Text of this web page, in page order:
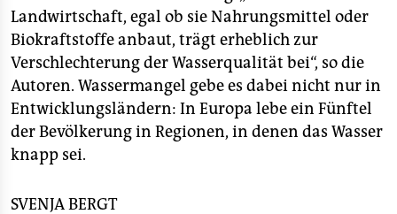
Landwirtschaft, egal ob sie Nahrungsmittel oder
Biokraftstoffe anbaut, trägt erheblich zur
Verschlechterung der Wasserqualität bei“, so die
Autoren. Wassermangel gebe es dabei nicht nur in
Entwicklungsländern: In Europa lebe ein Fünftel
der Bevölkerung in Regionen, in denen das Wasser
knapp sei.
SVENJA BERGT